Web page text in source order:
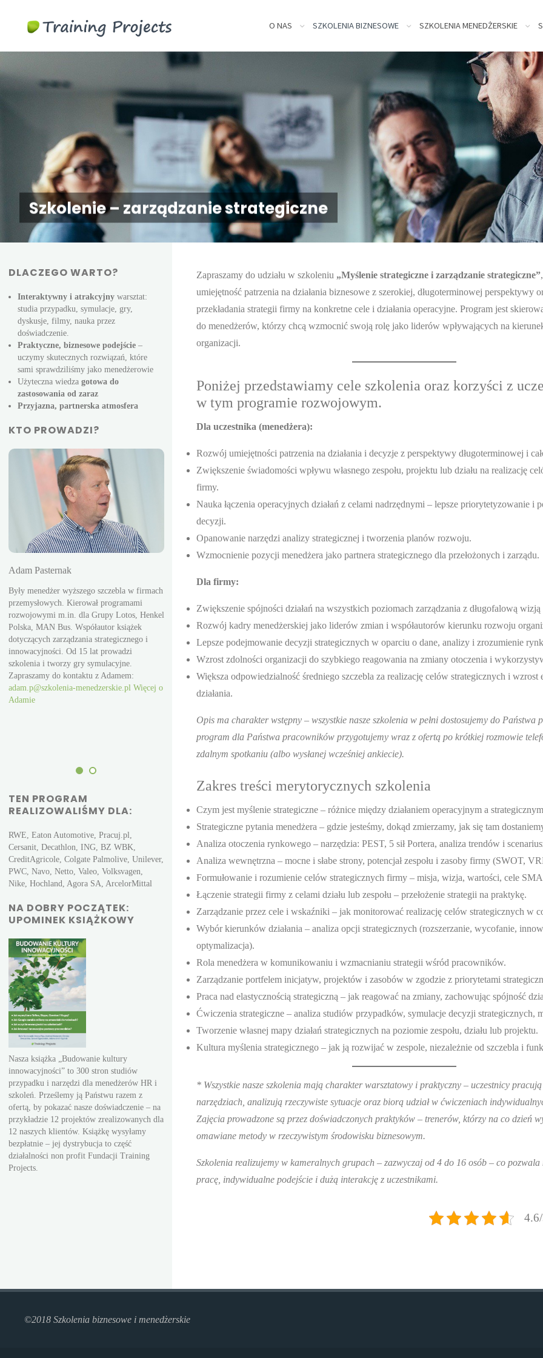
O NAS SZKOLENIA BIZNESOWE SZKOLENIA MENEDŻERSKIE
Szkolenie – zarządzanie strategiczne
Zapraszamy do udziału w szkoleniu „Myślenie strategiczne i zarządzanie strategiczne”
umiejętność patrzenia na działania biznesowe z szerokiej, długoterminowej perspektywy
przekładania strategii firmy na konkretne cele i działania operacyjne. Program jest
do menedżerów, którzy chcą wzmocnić swoją rolę jako liderów wpływających na
organizacji.
Poniżej przedstawiamy cele szkolenia oraz korzyści z
w tym programie rozwojowym.
Dla uczestnika (menedżera):
Rozwój umiejętności patrzenia na działania i decyzje z perspektywy długoterminowej i
Zwiększenie świadomości wpływu własnego zespołu, projektu lub działu na realizację
firmy.
Nauka łączenia operacyjnych działań z celami nadrzędnymi – lepsze priorytetyzowanie i
decyzji.
Opanowanie narzędzi analizy strategicznej i tworzenia planów rozwoju.
Wzmocnienie pozycji menedżera jako partnera strategicznego dla przełożonych i zarządu.
Dla firmy:
Zwiększenie spójności działań na wszystkich poziomach zarządzania z długofalową
Rozwój kadry menedżerskiej jako liderów zmian i współautorów kierunku rozwoju
Lepsze podejmowanie decyzji strategicznych w oparciu o dane, analizy i zrozumienie
Wzrost zdolności organizacji do szybkiego reagowania na zmiany otoczenia i
Większa odpowiedzialność średniego szczebla za realizację celów strategicznych i wzrost
działania.
Opis ma charakter wstępny – wszystkie nasze szkolenia w pełni dostosujemy do Państwa
program dla Państwa pracowników przygotujemy wraz z ofertą po krótkiej rozmowie
zdalnym spotkaniu (albo wysłanej wcześniej ankiecie).
Zakres treści merytorycznych szkolenia
Czym jest myślenie strategiczne – różnice między działaniem operacyjnym a
Strategiczne pytania menedżera – gdzie jesteśmy, dokąd zmierzamy, jak się tam
Analiza otoczenia rynkowego – narzędzia: PEST, 5 sił Portera, analiza trendów i
Analiza wewnętrzna – mocne i słabe strony, potencjał zespołu i zasoby firmy (SWOT,
Formułowanie i rozumienie celów strategicznych firmy – misja, wizja, wartości, cele
Łączenie strategii firmy z celami działu lub zespołu – przełożenie strategii na praktykę.
Zarządzanie przez cele i wskaźniki – jak monitorować realizację celów strategicznych w
Wybór kierunków działania – analiza opcji strategicznych (rozszerzanie, wycofanie,
optymalizacja).
Rola menedżera w komunikowaniu i wzmacnianiu strategii wśród pracowników.
Zarządzanie portfelem inicjatyw, projektów i zasobów w zgodzie z priorytetami
Praca nad elastycznością strategiczną – jak reagować na zmiany, zachowując spójność
Ćwiczenia strategiczne – analiza studiów przypadków, symulacje decyzji strategicznych,
Tworzenie własnej mapy działań strategicznych na poziomie zespołu, działu lub projektu.
Kultura myślenia strategicznego – jak ją rozwijać w zespole, niezależnie od szczebla i
* Wszystkie nasze szkolenia mają charakter warsztatowy i praktyczny – uczestnicy
narzędziach, analizują rzeczywiste sytuacje oraz biorą udział w ćwiczeniach
Zajęcia prowadzone są przez doświadczonych praktyków – trenerów, którzy na co dzień
omawiane metody w rzeczywistym środowisku biznesowym.
Szkolenia realizujemy w kameralnych grupach – zazwyczaj od 4 do 16 osób – co pozwala
pracę, indywidualne podejście i dużą interakcję z uczestnikami.
DLACZEGO WARTO?
Interaktywny i atrakcyjny warsztat:
studia przypadku, symulacje, gry,
dyskusje, filmy, nauka przez
doświadczenie.
Praktyczne, biznesowe podejście –
uczymy skutecznych rozwiązań, które
sami sprawdziliśmy jako menedżerowie
Użyteczna wiedza gotowa do
zastosowania od zaraz
Przyjazna, partnerska atmosfera
KTO PROWADZI?
Adam Pasternak
Były menedżer wyższego szczebla w firmach
przemysłowych. Kierował programami
rozwojowymi m.in. dla Grupy Lotos, Henkel
Polska, MAN Bus. Współautor książek
dotyczących zarządzania strategicznego i
innowacyjności. Od 15 lat prowadzi
szkolenia i tworzy gry symulacyjne.
Zapraszamy do kontaktu z Adamem:
adam.p@szkolenia-menedzerskie.pl Więcej o
Adamie
Rafał Szczepanik
Współzałożyciel i były wiceprezes Pracuj.pl.
Od 15 lat prowadzi szkolenia biznesowe,
pisze książki i tworzy gry symulacyjne.
Prowadzi szkolenia po polsku i angielsku.
Prywatnie himalaista i polarnik, dotarł na
Zapraszamy do kontaktu z Rafałem:
rafal.s@szkolenia-menedzerskie.pl
tel.
500 530 550.Więcej o Rafale
Adam Pasternak
Były menedżer wyższego szczebla w firmach
przemysłowych. Kierował programami
rozwojowymi m.in. dla Grupy Lotos, Henkel
Polska, MAN Bus. Współautor książek
szkolenia i tworzy gry symulacyjne.
Zapraszamy do kontaktu z Adamem:
adam.p@szkolenia-menedzerskie.pl Więcej o
Adamie
Rafał Szczepanik
Współzałożyciel i
Od 15 lat
pisze książki i
Prowadzi
Zapraszamy do
500 530 550.
TEN PROGRAM
REALIZOWALIŚMY DLA:
RWE, Eaton Automotive, Pracuj.pl,
Cersanit, Decathlon, ING, BZ WBK,
CreditAgricole, Colgate Palmolive, Unilever,
PWC, Navo, Netto, Valeo, Volksvagen,
Nike, Hochland, Agora SA, ArcelorMittal
NA DOBRY POCZĄTEK:
UPOMINEK KSIĄŻKOWY
Nasza książka „Budowanie kultury
innowacyjności” to 300 stron studiów
przypadku i narzędzi dla menedżerów HR i
szkoleń. Prześlemy ją Państwu razem z
ofertą, by pokazać nasze doświadczenie – na
przykładzie 12 projektów zrealizowanych dla
12 naszych klientów. Książkę wysyłamy
bezpłatnie – jej dystrybucja to część
działalności non profit Fundacji Training
Projects.
©2018 Szkolenia biznesowe i menedżerskie